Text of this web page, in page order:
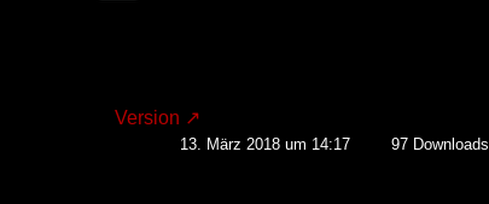
Version
13. März 2018 um 14:17 97 Downloads